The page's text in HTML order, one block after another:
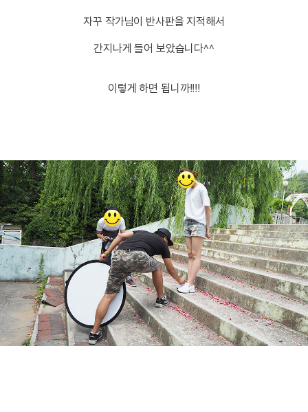
자꾸 작가님이 반사판을 지적해서
간지나게 들어 보았습니다^^
이렇게 하면 됩니까!!!!